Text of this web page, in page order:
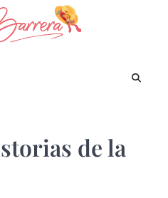
de la